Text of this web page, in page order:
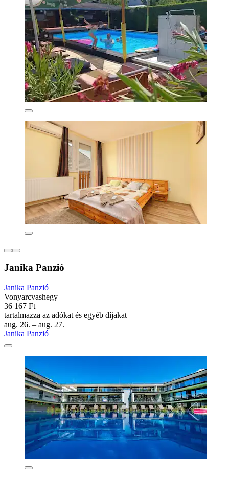
Janika Panzió
Janika Panzió
Vonyarcvashegy
36 167 Ft
tartalmazza az adókat és egyéb díjakat
aug. 26. – aug. 27.
Janika Panzió